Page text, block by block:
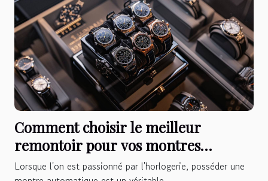
Comment choisir le meilleur
remontoir pour vos montres
automatiques
Lorsque l'on est passionné par l'horlogerie, posséder une